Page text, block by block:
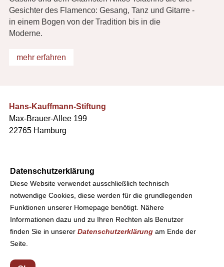
Gesichter des Flamenco: Gesang, Tanz und Gitarre -
in einem Bogen von der Tradition bis in die
Moderne.
mehr erfahren
Hans-Kauffmann-Stiftung
Max-Brauer-Allee 199
22765 Hamburg
Telefon: +49 (0)40 831 68 68
Telefax: +49 (0)40 2351 80 92
info(at)hans-kauffmann-stiftung.de
Web:www.hans-kauffmann-stiftung.de
Datenschutzerklärung
Diese Website verwendet ausschließlich technisch
notwendige Cookies, diese werden für die grundlegenden
Funktionen unserer Homepage benötigt. Nähere
Informationen dazu und zu Ihren Rechten als Benutzer
finden Sie in unserer Datenschutzerklärung am Ende der
Seite.